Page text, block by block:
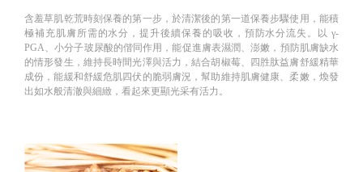
含羞草肌乾荒時刻保養的第一步，於清潔後的第一道保養步驟使用，能積
極補充肌膚所需的水分，提升後續保養的吸收，預防水分流失。以 γ-
PGA、小分子玻尿酸的偕同作用，能促進膚表濕潤、澎嫩，預防肌膚缺水
的情形發生，維持長時間光澤與活力，結合胡椒莓、四胜肽益膚舒緩精華
成份，能緩和舒緩危肌四伏的脆弱膚況，幫助維持肌膚健康、柔嫩，煥發
出如水般清澈與細緻，看起來更顯光采有活力。